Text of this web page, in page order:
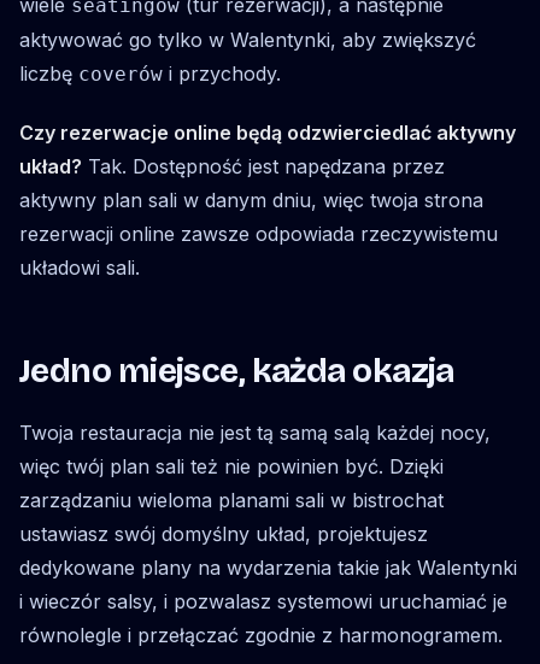
wiele seatingów (tur rezerwacji), a następnie
aktywować go tylko w Walentynki, aby zwiększyć
liczbę coverów i przychody.
Czy rezerwacje online będą odzwierciedlać aktywny
układ? Tak. Dostępność jest napędzana przez
aktywny plan sali w danym dniu, więc twoja strona
rezerwacji online zawsze odpowiada rzeczywistemu
układowi sali.
Jedno miejsce, każda okazja
Twoja restauracja nie jest tą samą salą każdej nocy,
więc twój plan sali też nie powinien być. Dzięki
zarządzaniu wieloma planami sali w bistrochat
ustawiasz swój domyślny układ, projektujesz
dedykowane plany na wydarzenia takie jak Walentynki
i wieczór salsy, i pozwalasz systemowi uruchamiać je
równolegle i przełączać zgodnie z harmonogramem.